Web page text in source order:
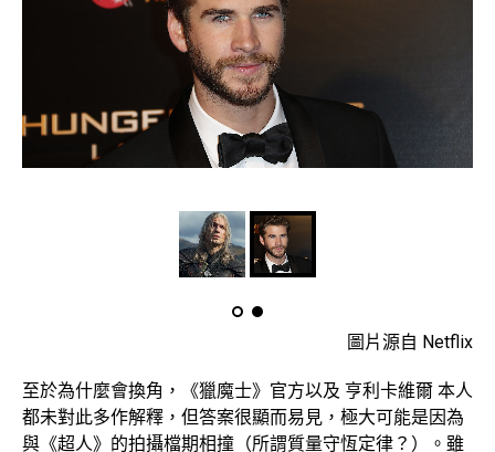
圖片源自 Netflix
至於為什麼會換角，《獵魔士》官方以及 亨利卡維爾 本人
都未對此多作解釋，但答案很顯而易見，極大可能是因為
與《超人》的拍攝檔期相撞（所謂質量守恆定律？）。雖